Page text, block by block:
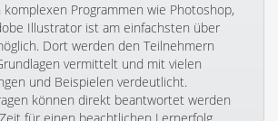
komplexen Programmen wie Photoshop,
Illustrator ist am einfachsten über
Dort werden den Teilnehmern
vermittelt und mit vielen
und Beispielen verdeutlicht.
können direkt beantwortet werden